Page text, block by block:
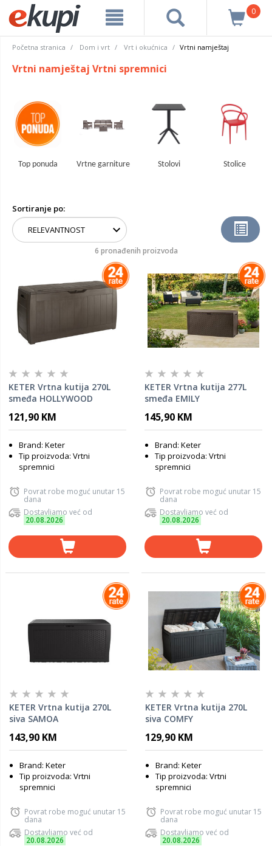
0
Početna stranica Dom i vrt Vrt i okućnica Vrtni namještaj
Vrtni namještaj Vrtni spremnici
Top ponuda Vrtne garniture Stolovi Stolice
Sortiranje po:
6 pronađenih proizvoda
KETER Vrtna kutija 270L
smeđa HOLLYWOOD
121,90 KM
Brand: Keter
Tip proizvoda: Vrtni
spremnici
Povrat robe moguć unutar 15
dana
Dostavljamo već od
20.08.2026
KETER Vrtna kutija 277L
smeđa EMILY
145,90 KM
Brand: Keter
Tip proizvoda: Vrtni
spremnici
Povrat robe moguć unutar 15
dana
Dostavljamo već od
20.08.2026
KETER Vrtna kutija 270L
siva SAMOA
143,90 KM
Brand: Keter
Tip proizvoda: Vrtni
spremnici
Povrat robe moguć unutar 15
dana
Dostavljamo već od
20.08.2026
KETER Vrtna kutija 270L
siva COMFY
129,90 KM
Brand: Keter
Tip proizvoda: Vrtni
spremnici
Povrat robe moguć unutar 15
dana
Dostavljamo već od
20.08.2026